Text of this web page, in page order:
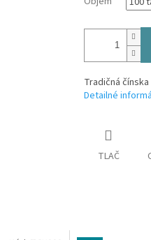
Tradičná
Detailné
TLAČ